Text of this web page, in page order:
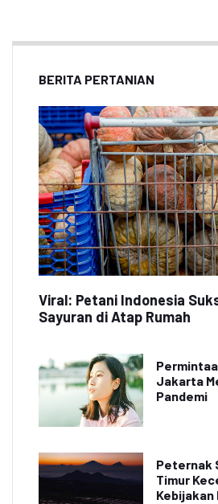
BERITA PERTANIAN
Viral: Petani Indonesia
Sayuran di Atap Rumah
Jakarta
Pandemi
Peternak
Timur
Kebijakan